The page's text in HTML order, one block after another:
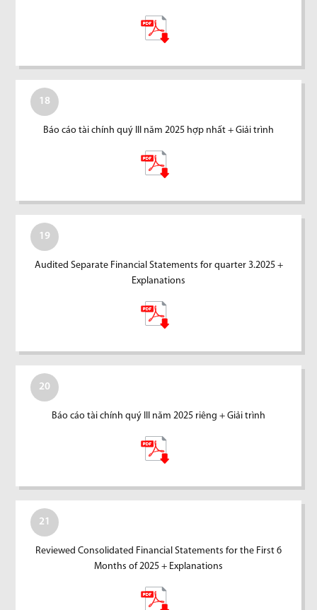
18
Báo cáo tài chính quý III năm 2025 hợp nhất + Giải trình
19
Audited Separate Financial Statements for quarter 3.2025 +
Explanations
20
Báo cáo tài chính quý III năm 2025 riêng + Giải trình
21
Reviewed Consolidated Financial Statements for the First 6
Months of 2025 + Explanations